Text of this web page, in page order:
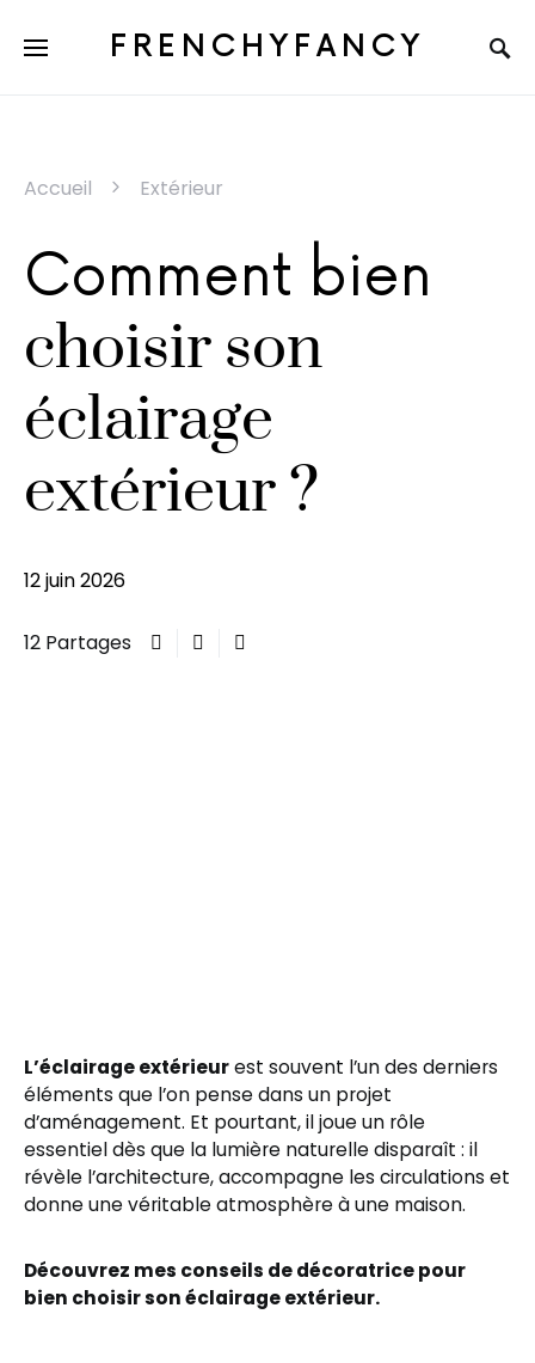
FRENCHYFANCY
Accueil Extérieur
Comment bien
choisir son
éclairage
extérieur ?
12 juin 2026
12 Partages
L’éclairage extérieurest souvent l’un des derniers
éléments que l’on pense dans un projet
d’aménagement. Et pourtant, il joue un rôle
essentiel dès que la lumière naturelle disparaît : il
révèle l’architecture, accompagne les circulations et
donne une véritable atmosphère à une maison.
Découvrez mes conseils de décoratrice pour
bien choisir son éclairage extérieur.